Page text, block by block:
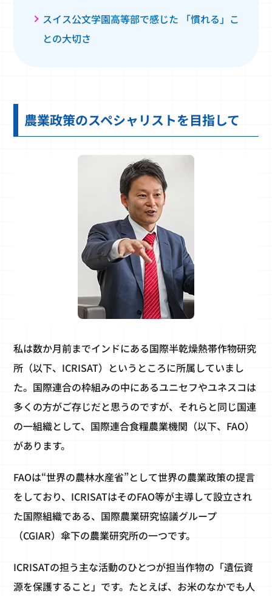
スイス公文学園高等部で感じた 「慣れる」こ
との大切さ
農業政策のスペシャリストを目指して
私は数か月前までインドにある国際半乾燥熱帯作物研究
所（以下、ICRISAT）というところに所属していまし
た。国際連合の枠組みの中にあるユニセフやユネスコは
多くの方がご存じだと思うのですが、それらと同じ国連
の一組織として、国際連合食糧農業機関（以下、FAO）
があります。
FAOは“世界の農林水産省”として世界の農業政策の提言
をしており、ICRISATはそのFAO等が主導して設立され
た国際組織である、国際農業研究協議グループ
（CGIAR）傘下の農業研究所の一つです。
ICRISATの担う主な活動のひとつが担当作物の「遺伝資
源を保護すること」です。たとえば、お米のなかでも人